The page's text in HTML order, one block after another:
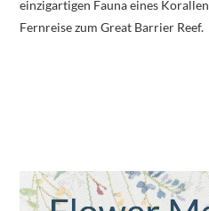
einzigartigen Fauna eines
Fernreise zum Great Barrier Reef.